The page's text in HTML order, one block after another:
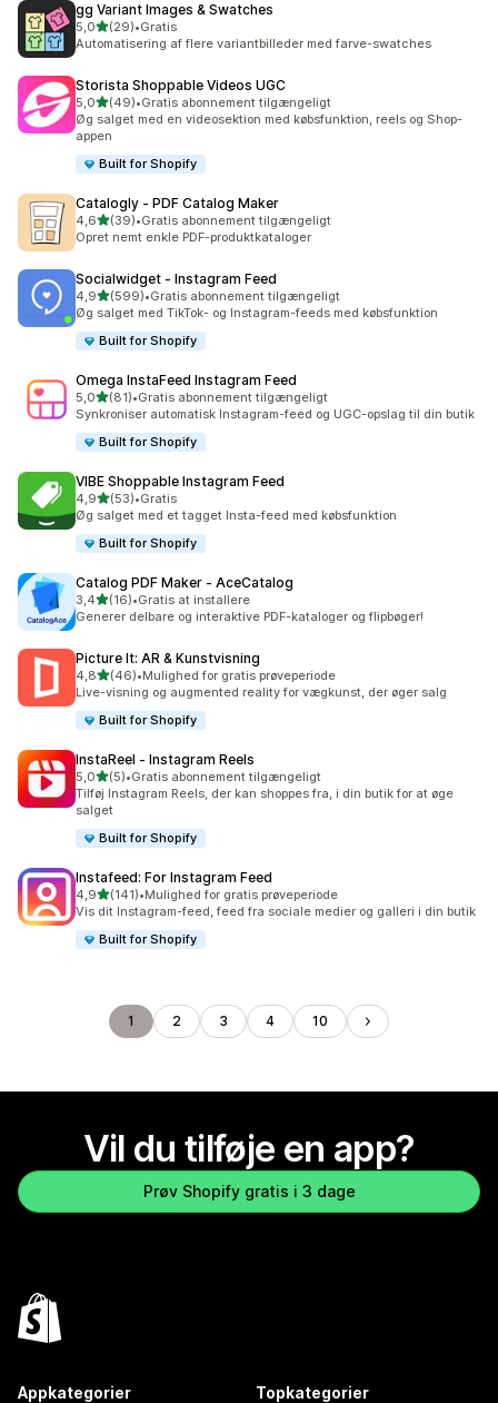
gg Variant Images & Swatches
5,0ud af 5 stjerner
(29)
29 anmeldelser i alt
•Gratis
Automatisering af flere variantbilleder med farve-swatches
Storista Shoppable Videos UGC
5,0ud af 5 stjerner
(49)
49 anmeldelser i alt
•Gratis abonnement tilgængeligt
Øg salget med en videosektion med købsfunktion, reels og Shop-
appen
Built for Shopify
Catalogly ‑ PDF Catalog Maker
4,6ud af 5 stjerner
(39)
39 anmeldelser i alt
•Gratis abonnement tilgængeligt
Opret nemt enkle PDF-produktkataloger
Socialwidget ‑ Instagram Feed
4,9ud af 5 stjerner
(599)
599 anmeldelser i alt
•Gratis abonnement tilgængeligt
Øg salget med TikTok- og Instagram-feeds med købsfunktion
Built for Shopify
Omega InstaFeed Instagram Feed
5,0ud af 5 stjerner
(81)
81 anmeldelser i alt
•Gratis abonnement tilgængeligt
Synkroniser automatisk Instagram-feed og UGC-opslag til din butik
Built for Shopify
VIBE Shoppable Instagram Feed
4,9ud af 5 stjerner
(53)
53 anmeldelser i alt
•Gratis
Øg salget med et tagget Insta-feed med købsfunktion
Built for Shopify
Catalog PDF Maker ‑ AceCatalog
3,4ud af 5 stjerner
(16)
16 anmeldelser i alt
•Gratis at installere
Generer delbare og interaktive PDF-kataloger og flipbøger!
Picture It: AR & Kunstvisning
4,8ud af 5 stjerner
(46)
46 anmeldelser i alt
•Mulighed for gratis prøveperiode
Live-visning og augmented reality for vægkunst, der øger salg
Built for Shopify
InstaReel ‑ Instagram Reels
5,0ud af 5 stjerner
(5)
5 anmeldelser i alt
•Gratis abonnement tilgængeligt
Tilføj Instagram Reels, der kan shoppes fra, i din butik for at øge
salget
Built for Shopify
Instafeed: For Instagram Feed
4,9ud af 5 stjerner
(141)
141 anmeldelser i alt
•Mulighed for gratis prøveperiode
Vis dit Instagram-feed, feed fra sociale medier og galleri i din butik
Built for Shopify
1 2 3 4 10
Vil du tilføje en app?
Prøv Shopify gratis i 3 dage
Appkategorier Topkategorier